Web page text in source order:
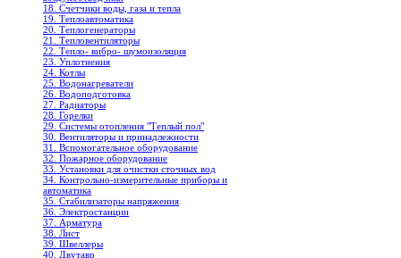
18. Счетчики воды, газа и тепла
19. Теплоавтоматика
20. Теплогенераторы
21. Тепловентиляторы
22. Тепло- вибро- шумоизоляция
23. Уплотнения
24. Котлы
25. Водонагреватели
26. Водоподготовка
27. Радиаторы
28. Горелки
29. Системы отопления "Теплый пол"
30. Вентиляторы и принадлежности
31. Вспомогательное оборудование
32. Пожарное оборудование
33. Установки для очистки сточных вод
34. Контрольно-измерительные приборы и
автоматика
35. Стабилизаторы напряжения
36. Электростанции
37. Арматура
38. Лист
39. Швеллеры
40. Двутавр